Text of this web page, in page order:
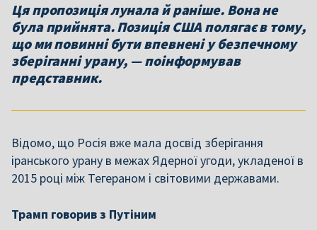
Ця пропозиція лунала й раніше. Вона не
була прийнята. Позиція США полягає в тому,
що ми повинні бути впевнені у безпечному
зберіганні урану, — поінформував
представник.
Відомо, що Росія вже мала досвід зберігання
іранського урану в межах Ядерної угоди, укладеної в
2015 році між Тегераном і світовими державами.
Трамп говорив з Путіним